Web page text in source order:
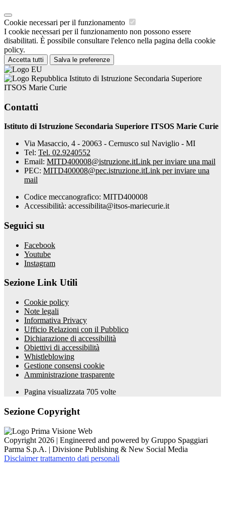
Cookie necessari per il funzionamento
I cookie necessari per il funzionamento non possono essere
disabilitati. È possibile consultare l'elenco nella pagina della cookie
policy.
Accetta tutti Salva le preferenze
Istituto di Istruzione Secondaria Superiore
ITSOS Marie Curie
Contatti
Istituto di Istruzione Secondaria Superiore ITSOS Marie Curie
Via Masaccio, 4 - 20063 - Cernusco sul Naviglio - MI
Tel: Tel. 02.9240552
Email: MITD400008@istruzione.itLink per inviare una mail
PEC: MITD400008@pec.istruzione.itLink per inviare una
mail
Codice meccanografico: MITD400008
Accessibilità: accessibilita@itsos-mariecurie.it
Seguici su
Facebook
Youtube
Instagram
Sezione Link Utili
Cookie policy
Note legali
Informativa Privacy
Ufficio Relazioni con il Pubblico
Dichiarazione di accessibilità
Obiettivi di accessibilità
Whistleblowing
Gestione consensi cookie
Amministrazione trasparente
Pagina visualizzata 705 volte
Sezione Copyright
Copyright 2026 | Engineered and powered by Gruppo Spaggiari
Parma S.p.A. | Divisione Publishing & New Social Media
Disclaimer trattamento dati personali